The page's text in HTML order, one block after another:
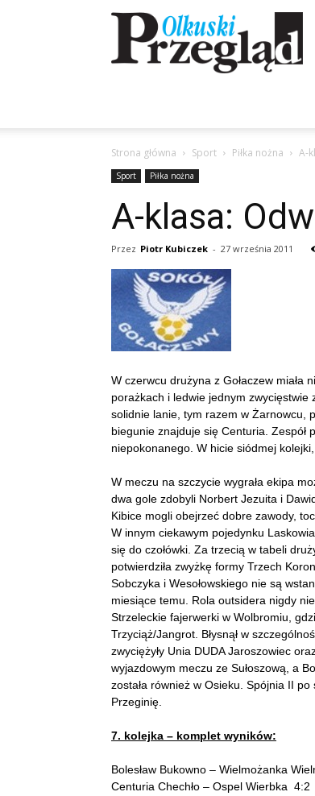
Przegląd
Olkuski
Strona główna Sport Piłka nożna A-
Sport Piłka nożna
A-klasa:
Przez Piotr Kubiczek - 27 września 2011
W czerwcu drużyna z Gołaczew miała
porażkach i ledwie jednym zwycięstwie
solidnie lanie, tym razem w Żarnowcu,
biegunie znajduje się Centuria.
niepokonanego. W hicie siódmej
W meczu na szczycie wygrała ekipa
dwa gole zdobyli Norbert Jezuita i
Kibice mogli obejrzeć dobre zawody,
W innym ciekawym pojedynku
się do czołówki. Za trzecią w tabeli
potwierdziła zwyżkę formy Trzech
Sobczyka i Wesołowskiego nie są
miesiące temu. Rola outsidera nigdy
Strzeleckie fajerwerki w Wolbromiu,
Trzyciąż/Jangrot. Błysnął w
zwyciężyły Unia DUDA Jaroszowiec
wyjazdowym meczu ze Sułoszową, a
została również w Osieku. Spójnia II
Przeginię.
7. kolejka – komplet wyników:
Bolesław Bukowno – Wielmożanka
Centuria Chechło – Ospel Wierbka 4:2